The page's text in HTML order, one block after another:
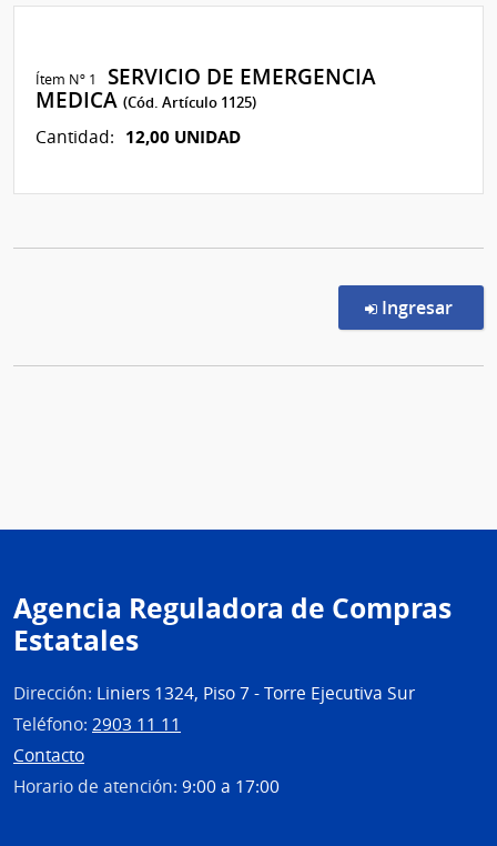
Ítem Nº 1
SERVICIO DE EMERGENCIA
MEDICA(Cód. Artículo 1125)
Cantidad: 12,00 UNIDAD
Ingresar
Agencia Reguladora de Compras
Estatales
Dirección: Liniers 1324, Piso 7 - Torre Ejecutiva Sur
Teléfono: 2903 11 11
Contacto
Horario de atención: 9:00 a 17:00